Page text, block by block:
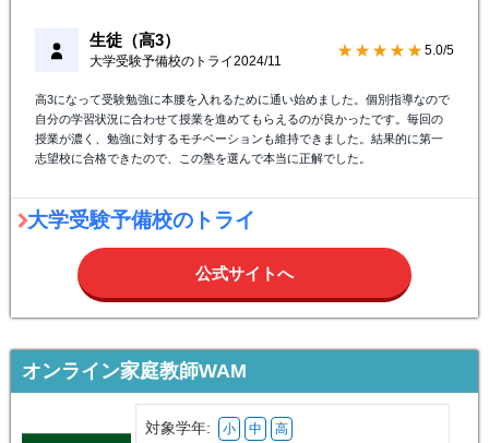
生徒（高3）
大学受験予備校のトライ2024/11
★★★★★ 5.0/5
高3になって受験勉強に本腰を入れるために通い始めました。個別指導なので
自分の学習状況に合わせて授業を進めてもらえるのが良かったです。毎回の
授業が濃く、勉強に対するモチベーションも維持できました。結果的に第一
志望校に合格できたので、この塾を選んで本当に正解でした。
大学受験予備校のトライ
公式サイトへ
オンライン家庭教師WAM
対象学年: 小 中 高